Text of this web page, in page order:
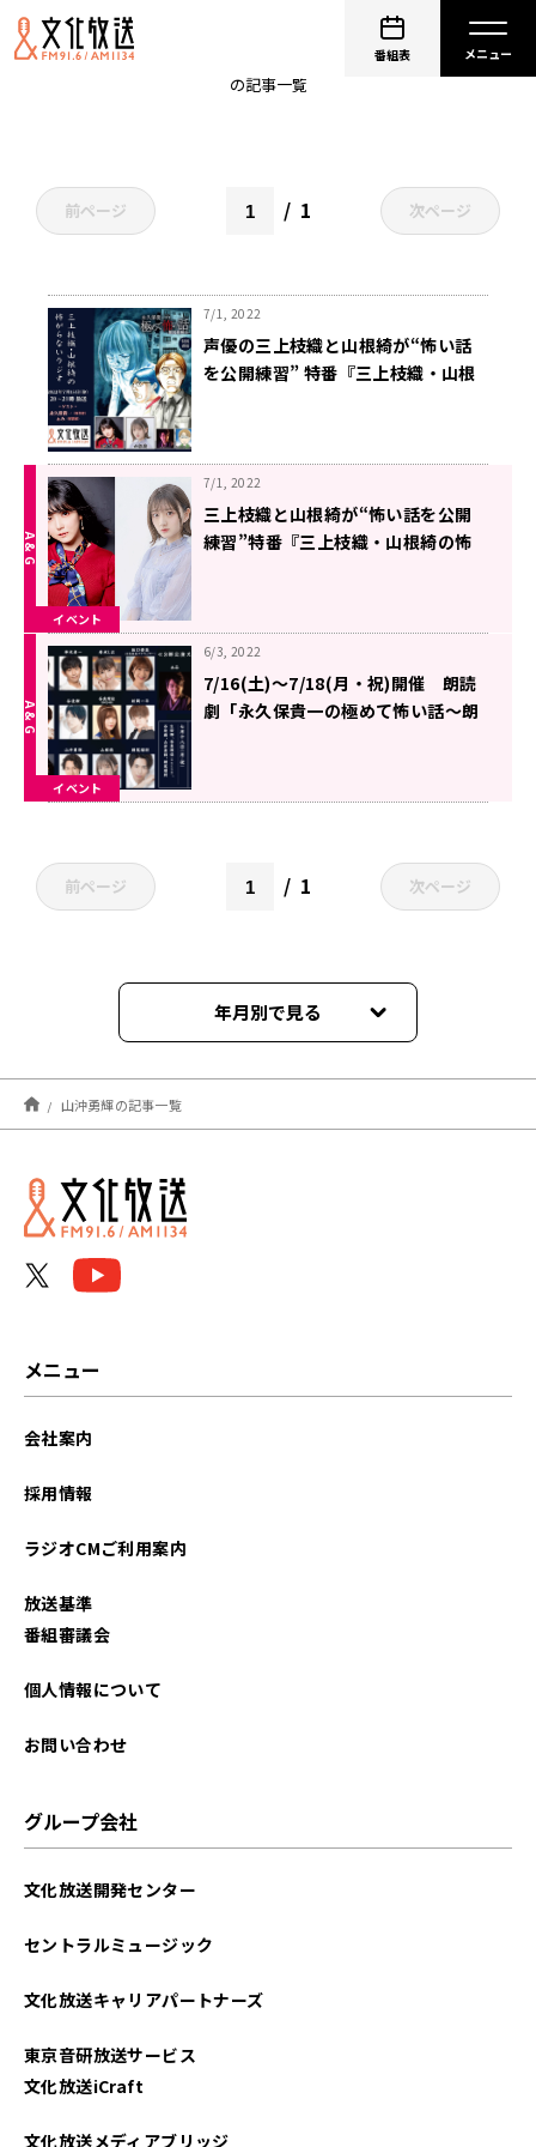
番組表
の記事一覧
前ページ 1 次ページ
7/1, 2022
声優の三上枝織と山根綺が“怖い話
を公開練習” 特番『三上枝織・山根
イベント
7/1, 2022
三上枝織と山根綺が“怖い話を公開
練習”特番『三上枝織・山根綺の怖
イベント
6/3, 2022
7/16(土)～7/18(月・祝)開催 朗読
劇「永久保貴一の極めて怖い話～朗
前ページ 1 次ページ
年月別で見る
2022年07月
2022年06月
山沖勇輝の記事一覧
メニュー
会社案内
採用情報
ラジオCMご利用案内
放送基準
番組審議会
個人情報について
お問い合わせ
グループ会社
文化放送開発センター
セントラルミュージック
文化放送キャリアパートナーズ
東京音研放送サービス
文化放送iCraft
文化放送メディアブリッジ